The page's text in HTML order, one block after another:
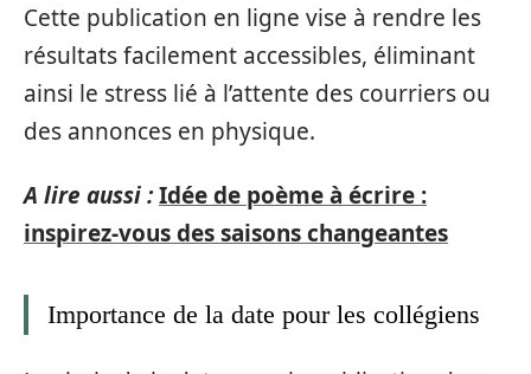
Cette publication en ligne vise à rendre les
résultats facilement accessibles, éliminant
ainsi le stress lié à l’attente des courriers ou
des annonces en physique.
A lire aussi :Idée de poème à écrire :
inspirez-vous des saisons changeantes
Importance de la date pour les collégiens